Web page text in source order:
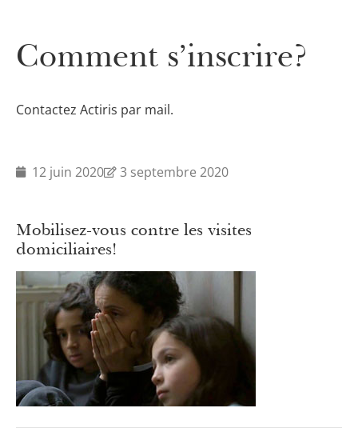
Comment s’inscrire?
Contactez Actiris par mail.
12 juin 2020 3 septembre 2020
Mobilisez-vous contre les visites
domiciliaires!